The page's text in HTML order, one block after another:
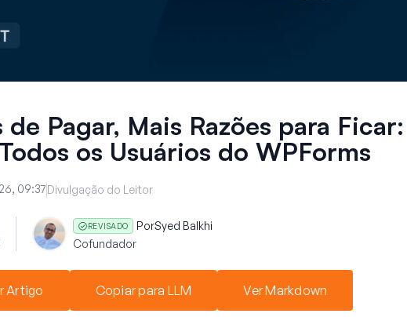
de Pagar, Mais Razões para Ficar:
os Usuários do WPForms
09:37Divulgação do Leitor
REVISADO PorSyed Balkhi
Cofundador
Artigo Copiar para LLM Ver Markdown